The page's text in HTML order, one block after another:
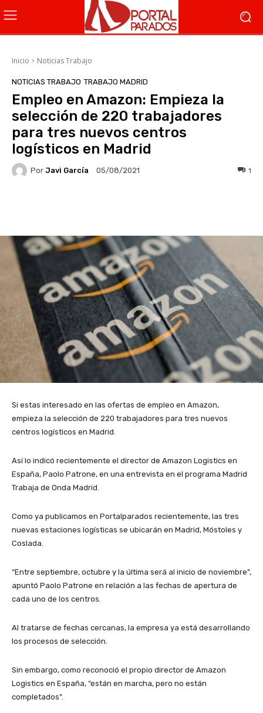
Inicio Noticias Trabajo
NOTICIAS TRABAJO TRABAJO MADRID
Empleo en Amazon: Empieza la
selección de 220 trabajadores
para tres nuevos centros
logísticos en Madrid
Por Javi García 05/08/2021 1
Si estas interesado en las ofertas de empleo en Amazon,
empieza la selección de 220 trabajadores para tres nuevos
centros logísticos en Madrid.
Así lo indicó recientemente el director de Amazon Logistics en
España, Paolo Patrone, en una entrevista en el programa Madrid
Trabaja de Onda Madrid.
Como ya publicamos en Portalparados recientemente, las tres
nuevas estaciones logísticas se ubicarán en Madrid, Móstoles y
Coslada.
“Entre septiembre, octubre y la última será al inicio de noviembre”,
apuntó Paolo Patrone en relación a las fechas de apertura de
cada uno de los centros.
Al tratarse de fechas cercanas, la empresa ya está desarrollando
los procesos de selección.
Sin embargo, como reconoció el propio director de Amazon
Logistics en España, “están en marcha, pero no están
completados”.